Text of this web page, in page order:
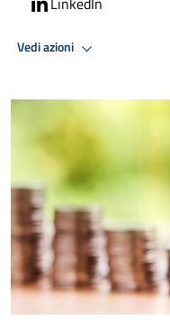
Vedi azioni